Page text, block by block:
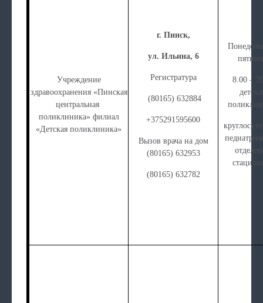
Учреждение
здравоохранения «Пинская
центральная
поликлиника» филиал
«Детская поликлиника»
г. Пинск,
ул. Ильина, 6
Регистратура
(80165) 632884
+375291595600
Вызов врача на дом
(80165) 632953
(80165) 632782
8.00 –